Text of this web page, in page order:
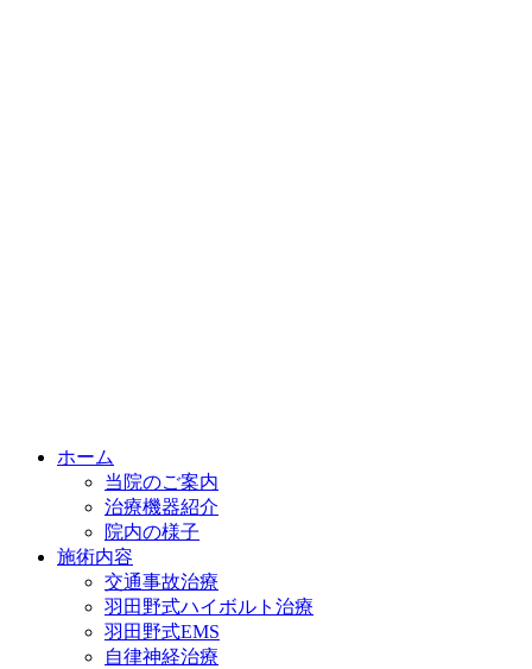
ホーム
当院のご案内
治療機器紹介
院内の様子
施術内容
交通事故治療
羽田野式ハイボルト治療
羽田野式EMS
自律神経治療